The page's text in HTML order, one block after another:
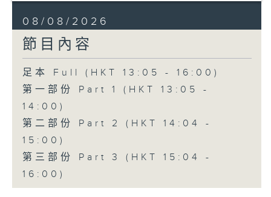
08/08/2026
節目內容
足本 Full (HKT 13:05 - 16:00)
第一部份 Part 1 (HKT 13:05 -
14:00)
第二部份 Part 2 (HKT 14:04 -
15:00)
第三部份 Part 3 (HKT 15:04 -
16:00)